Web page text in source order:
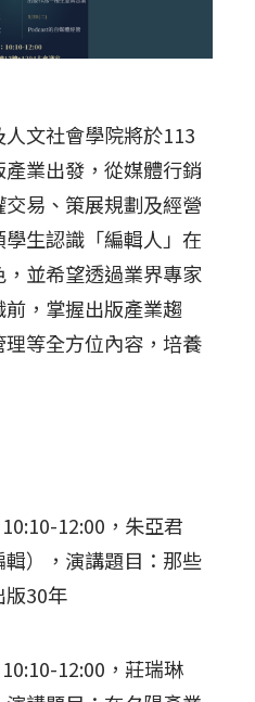
文社會學院將於113
業出發，從媒體行銷
易、策展規劃及經營
生認識「編輯人」在
並希望透過業界專家
，掌握出版產業趨
等全方位內容，培養
12:00，朱亞君
輯），演講題目：那些
30年
12:00，莊瑞琳